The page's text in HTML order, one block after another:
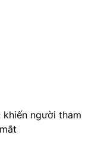
người tham